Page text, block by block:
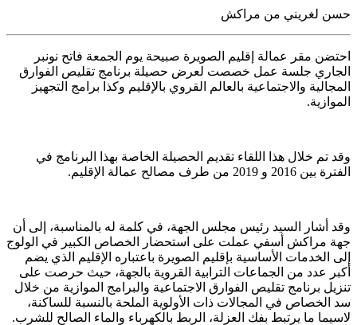
حسن لغريني من مراكش
احتضن مقر عمالة إقليم الصويرة صبيحة يوم الجمعة فاتح نونبر
الجاري جلسة عمل خصصت لعرض حصيلة برنامج تقليص الفوارق
المجالية والاجتماعية بالعالم القروي بالإقليم وكذا برامج التجهيز
الموازية.
وقد تم خلال هذا اللقاء تقديم الحصيلة الخاصة بهذا البرنامج في
الفترة بين 2016 و 2019 من طرف مصالح عمالة الإقليم.
وقد أشار السيد رئيس مجلس الجهة، في كلمة له بالمناسبة، إلى أن
جهة مراكش أسفي عملت على استحضار الخصاص الكبير في الولوج
إلى الخدمات الأساسية بإقليم الصويرة باعتباره الإقليم الذي يضم
أكبر عدد من الجماعات الترابية القروية بالجهة، حيث حرصت على
تنزيل برنامج تقليص الفوارق الاجتماعية والبرامج الموازية من خلال
سد الخصاص في المجالات ذات الأولوية الملحة بالنسبة للساكنة،
لاسيما ما يرتبط بفك العزلة، الربط بالكهرباء والماء الصالح للشرب.